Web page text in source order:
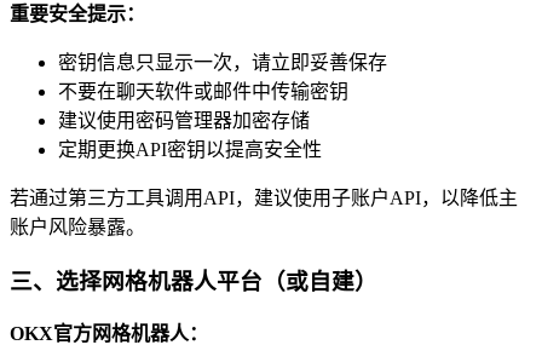
重要安全提示：
密钥信息只显示一次，请立即妥善保存
不要在聊天软件或邮件中传输密钥
建议使用密码管理器加密存储
定期更换API密钥以提高安全性
若通过第三方工具调用API，建议使用子账户API，以降低主
账户风险暴露。
三、选择网格机器人平台（或自建）
OKX官方网格机器人：